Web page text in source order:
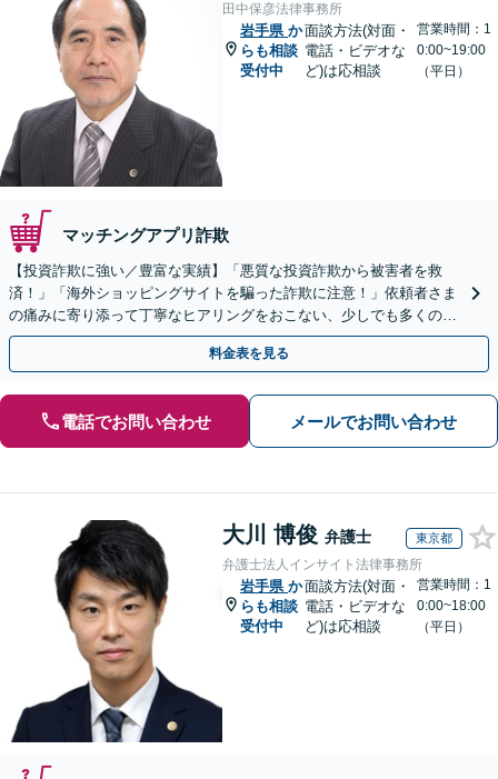
田中保彦法律事務所
岩手県 か
らも相談
受付中
面談方法(対面・
電話・ビデオな
ど)は応相談
営業時間：1
0:00~19:00
（平日）
マッチングアプリ詐欺
【投資詐欺に強い／豊富な実績】「悪質な投資詐欺から被害者を救
済！」「海外ショッピングサイトを騙った詐欺に注意！」依頼者さま
の痛みに寄り添って丁寧なヒアリングをおこない、少しでも多くの返
金が得られるよう尽力します！
料金表を見る
電話でお問い合わせ メールでお問い合わせ
大川 博俊 弁護士 東京都
弁護士法人インサイト法律事務所
岩手県 か
らも相談
受付中
面談方法(対面・
電話・ビデオな
ど)は応相談
営業時間：1
0:00~18:00
（平日）